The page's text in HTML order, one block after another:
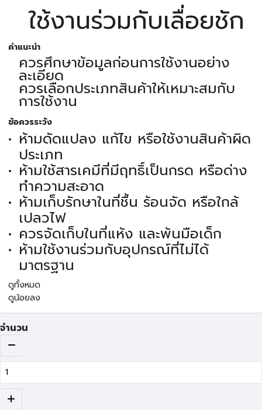
ใช้งานร่วมกับเลื่อยชัก
คำแนะนำ
ควรศึกษาข้อมูลก่อนการใช้งานอย่าง
ละเอียด
ควรเลือกประเภทสินค้าให้เหมาะสมกับ
การใช้งาน
ข้อควรระวัง
ห้ามดัดแปลง แก้ไข หรือใช้งานสินค้าผิด
ประเภท
ห้ามใช้สารเคมีที่มีฤทธิ์เป็นกรด หรือด่าง
ทำความสะอาด
ห้ามเก็บรักษาในที่ชื้น ร้อนจัด หรือใกล้
เปลวไฟ
ควรจัดเก็บในที่แห้ง และพ้นมือเด็ก
ห้ามใช้งานร่วมกับอุปกรณ์ที่ไม่ได้
มาตรฐาน
ดูทั้งหมด
ดูน้อยลง
จำนวน